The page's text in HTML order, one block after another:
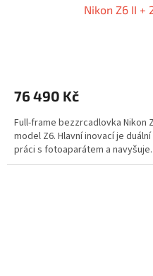
Nikon Z6 II +
76 490 Kč
Full-frame bezzrcadlovka Nikon
model Z6. Hlavní inovací je
práci s fotoaparátem a